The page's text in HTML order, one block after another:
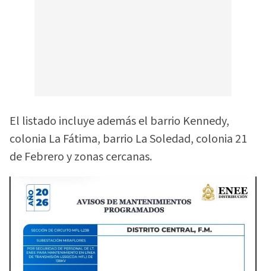
El listado incluye además el barrio Kennedy,
colonia La Fátima, barrio La Soledad, colonia 21
de Febrero y zonas cercanas.